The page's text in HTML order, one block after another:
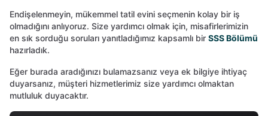
Endişelenmeyin, mükemmel tatil evini seçmenin kolay bir iş
olmadığını anlıyoruz. Size yardımcı olmak için, misafirlerimizin
en sık sorduğu soruları yanıtladığımız kapsamlı bir SSS Bölümü
hazırladık.
Eğer burada aradığınızı bulamazsanız veya ek bilgiye ihtiyaç
duyarsanız, müşteri hizmetlerimiz size yardımcı olmaktan
mutluluk duyacaktır.